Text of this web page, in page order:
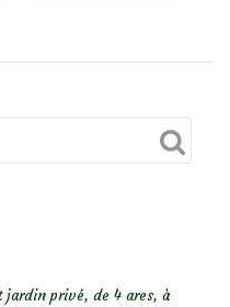
privé, de 4 ares, à